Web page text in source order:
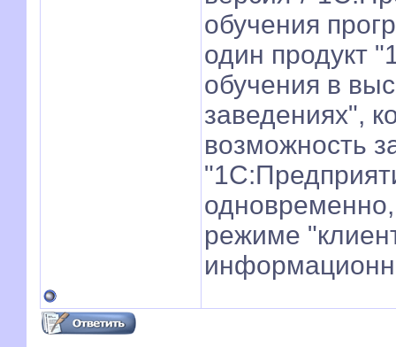
обучения
один продукт
обучения в
заведениях",
возможность
режиме